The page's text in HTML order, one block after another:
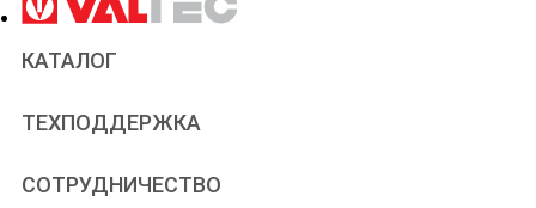
КАТАЛОГ
ТЕХПОДДЕРЖКА
Паспорта и сертификаты
Статьи
СОТРУДНИЧЕСТВО
Сантехникам